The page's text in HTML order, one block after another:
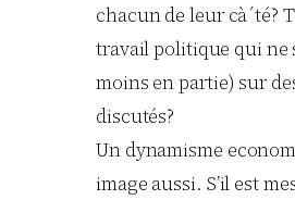
chacun de leur cà´té?
travail politique qui ne
moins en partie) sur
discutés?
Un dynamisme
image aussi. S’il est